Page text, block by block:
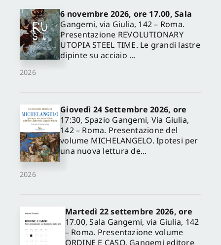
2026
6 novembre 2026, ore 17.00, Sala
Gangemi, via Giulia, 142 – Roma.
Presentazione REVOLUTIONARY
UTOPIA STEEL TIME. Le grandi lastre
dipinte su acciaio ...
2026
Giovedì 24 Settembre 2026, ore
17:30, Spazio Gangemi, Via Giulia,
142 – Roma. Presentazione del
volume MICHELANGELO. Ipotesi per
una nuova lettura de...
Martedì 22 settembre 2026, ore
17.00, Sala Gangemi, via Giulia, 142
– Roma. Presentazione volume
ORDINE E CASO, Gangemi editore